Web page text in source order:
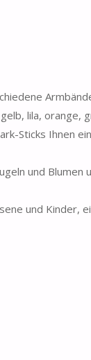
lila, orange,
Sticks Ihnen
und Blumen
und Kinder,